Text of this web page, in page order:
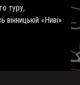
туру,
«Ниві»